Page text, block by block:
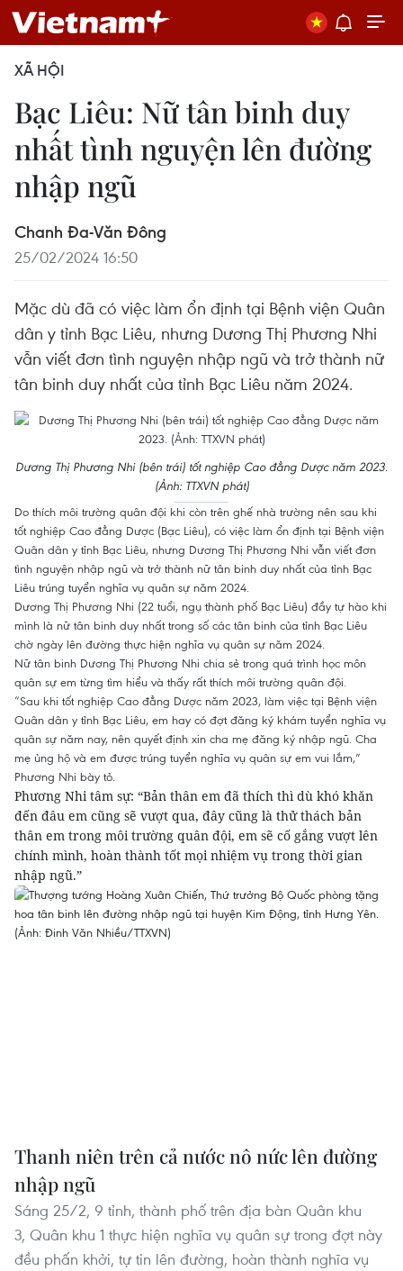
XÃ HỘI
Bạc Liêu: Nữ tân binh duy
nhất tình nguyện lên đường
nhập ngũ
Chanh Đa-Văn Đông
25/02/2024 16:50
Mặc dù đã có việc làm ổn định tại Bệnh viện Quân
dân y tỉnh Bạc Liêu, nhưng Dương Thị Phương Nhi
vẫn viết đơn tình nguyện nhập ngũ và trở thành nữ
tân binh duy nhất của tỉnh Bạc Liêu năm 2024.
Dương Thị Phương Nhi (bên trái) tốt nghiệp Cao đẳng Dược năm 2023.
(Ảnh: TTXVN phát)
Do thích môi trường quân đội khi còn trên ghế nhà trường nên sau khi
tốt nghiệp Cao đẳng Dược (Bạc Liêu), có việc làm ổn định tại Bệnh viện
Quân dân y tỉnh Bạc Liêu, nhưng Dương Thị Phương Nhi vẫn viết đơn
tình nguyện nhập ngũ và trở thành nữ tân binh duy nhất của tỉnh Bạc
Liêu trúng tuyển nghĩa vụ quân sự năm 2024.
Dương Thị Phương Nhi (22 tuổi, ngụ thành phố Bạc Liêu) đầy tự hào khi
mình là nữ tân binh duy nhất trong số các tân binh của tỉnh Bạc Liêu
chờ ngày lên đường thực hiện nghĩa vụ quân sự năm 2024.
Nữ tân binh Dương Thị Phương Nhi chia sẻ trong quá trình học môn
quân sự em từng tìm hiểu và thấy rất thích môi trường quân đội.
“Sau khi tốt nghiệp Cao đẳng Dược năm 2023, làm việc tại Bệnh viện
Quân dân y tỉnh Bạc Liêu, em hay có đợt đăng ký khám tuyển nghĩa vụ
quân sự năm nay, nên quyết định xin cha mẹ đăng ký nhập ngũ. Cha
mẹ ủng hộ và em được trúng tuyển nghĩa vụ quân sự em vui lắm,”
Phương Nhi bày tỏ.
Phương Nhi tâm sự: “Bản thân em đã thích thì dù khó khăn
đến đâu em cũng sẽ vượt qua, đây cũng là thử thách bản
thân em trong môi trường quân đội, em sẽ cố gắng vượt lên
chính mình, hoàn thành tốt mọi nhiệm vụ trong thời gian
nhập ngũ.”
Thanh niên trên cả nước nô nức lên đường
nhập ngũ
Sáng 25/2, 9 tỉnh, thành phố trên địa bàn Quân khu
3, Quân khu 1 thực hiện nghĩa vụ quân sự trong đợt này
đều phấn khởi, tự tin lên đường, hoàn thành nghĩa vụ